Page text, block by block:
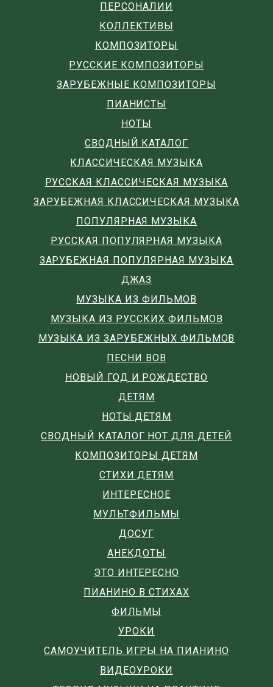
ПЕРСОНАЛИИ
КОЛЛЕКТИВЫ
КОМПОЗИТОРЫ
РУССКИЕ КОМПОЗИТОРЫ
ЗАРУБЕЖНЫЕ КОМПОЗИТОРЫ
ПИАНИСТЫ
НОТЫ
СВОДНЫЙ КАТАЛОГ
КЛАССИЧЕСКАЯ МУЗЫКА
РУССКАЯ КЛАССИЧЕСКАЯ МУЗЫКА
ЗАРУБЕЖНАЯ КЛАССИЧЕСКАЯ МУЗЫКА
ПОПУЛЯРНАЯ МУЗЫКА
РУССКАЯ ПОПУЛЯРНАЯ МУЗЫКА
ЗАРУБЕЖНАЯ ПОПУЛЯРНАЯ МУЗЫКА
ДЖАЗ
МУЗЫКА ИЗ ФИЛЬМОВ
МУЗЫКА ИЗ РУССКИХ ФИЛЬМОВ
МУЗЫКА ИЗ ЗАРУБЕЖНЫХ ФИЛЬМОВ
ПЕСНИ ВОВ
НОВЫЙ ГОД И РОЖДЕСТВО
ДЕТЯМ
НОТЫ ДЕТЯМ
СВОДНЫЙ КАТАЛОГ НОТ ДЛЯ ДЕТЕЙ
КОМПОЗИТОРЫ ДЕТЯМ
СТИХИ ДЕТЯМ
ИНТЕРЕСНОЕ
МУЛЬТФИЛЬМЫ
ДОСУГ
АНЕКДОТЫ
ЭТО ИНТЕРЕСНО
ПИАНИНО В СТИХАХ
ФИЛЬМЫ
УРОКИ
САМОУЧИТЕЛЬ ИГРЫ НА ПИАНИНО
ВИДЕОУРОКИ